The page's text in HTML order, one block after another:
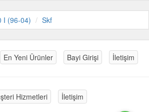
I (96-04) Skf
En Yeni Ürünler Bayi Girişi İletişim
Hizmetleri İletişim